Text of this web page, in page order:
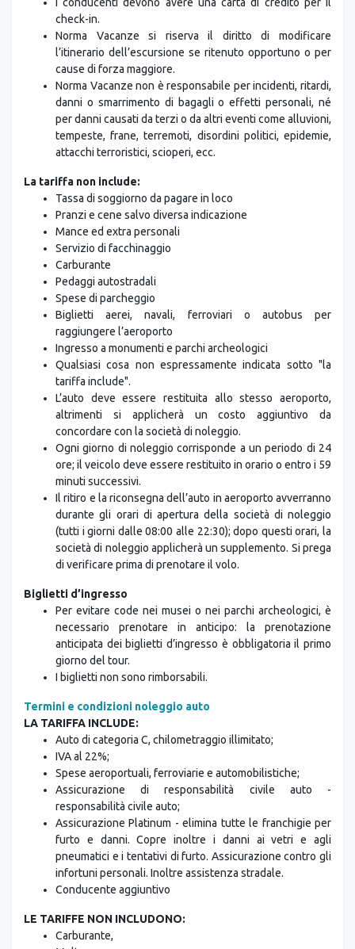
check-in.
Norma Vacanze si riserva il diritto di modificare
l’itinerario dell’escursione se ritenuto opportuno o per
cause di forza maggiore.
Norma Vacanze non è responsabile per incidenti, ritardi,
danni o smarrimento di bagagli o effetti personali, né
per danni causati da terzi o da altri eventi come alluvioni,
tempeste, frane, terremoti, disordini politici, epidemie,
attacchi terroristici, scioperi, ecc.
Tassa di soggiorno da pagare in loco
Pranzi e cene salvo diversa indicazione
Mance ed extra personali
Servizio di facchinaggio
Carburante
Pedaggi autostradali
Spese di parcheggio
Biglietti aerei, navali, ferroviari o autobus per
raggiungere l’aeroporto
Ingresso a monumenti e parchi archeologici
Qualsiasi cosa non espressamente indicata sotto "la
tariffa include".
L’auto deve essere restituita allo stesso aeroporto,
altrimenti si applicherà un costo aggiuntivo da
concordare con la società di noleggio.
Ogni giorno di noleggio corrisponde a un periodo di 24
ore; il veicolo deve essere restituito in orario o entro i 59
minuti successivi.
Il ritiro e la riconsegna dell’auto in aeroporto avverranno
durante gli orari di apertura della società di noleggio
(tutti i giorni dalle 08:00 alle 22:30); dopo questi orari, la
società di noleggio applicherà un supplemento. Si prega
di verificare prima di prenotare il volo.
Per evitare code nei musei o nei parchi archeologici, è
necessario prenotare in anticipo: la prenotazione
anticipata dei biglietti d’ingresso è obbligatoria il primo
giorno del tour.
I biglietti non sono rimborsabili.
LA TARIFFA INCLUDE:
Auto di categoria C, chilometraggio illimitato;
IVA al 22%;
Spese aeroportuali, ferroviarie e automobilistiche;
Assicurazione di responsabilità civile auto -
responsabilità civile auto;
Assicurazione Platinum - elimina tutte le franchigie per
furto e danni. Copre inoltre i danni ai vetri e agli
pneumatici e i tentativi di furto. Assicurazione contro gli
infortuni personali. Inoltre assistenza stradale.
Conducente aggiuntivo
Carburante,
Multe,